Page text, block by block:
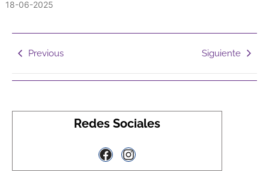
‎18-06-2025
Previous Siguiente
Redes Sociales